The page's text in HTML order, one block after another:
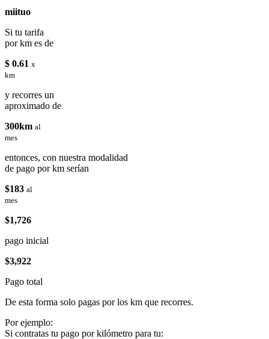
miituo
Si tu tarifa
por km es de
$ 0.61 x
km
y recorres un
aproximado de
300km al
mes
entonces, con nuestra modalidad
de pago por km serían
$183 al
mes
$1,726
pago inicial
$3,922
Pago total
De esta forma solo pagas por los km que recorres.
Por ejemplo:
Si contratas tu pago por kilómetro para tu: